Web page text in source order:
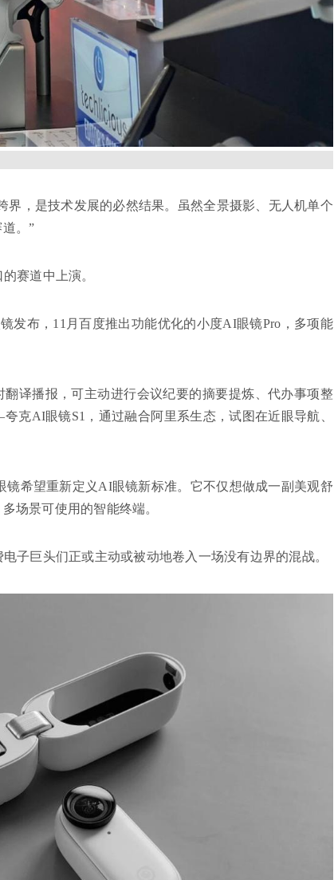
界，是技术发展的必然结果。虽然全景摄影、无人机单个
。”
赛道中上演。
发布，11月百度推出功能优化的小度AI眼镜Pro，多项能
译播报，可主动进行会议纪要的摘要提炼、代办事项整
AI眼镜S1，通过融合阿里系生态，试图在近眼导航、
希望重新定义AI眼镜新标准。它不仅想做成一副美观舒
场景可使用的智能终端。
子巨头们正或主动或被动地卷入一场没有边界的混战。